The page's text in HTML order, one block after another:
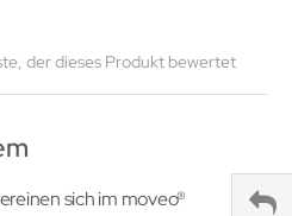
der dieses Produkt bewertet
sich im moveo®